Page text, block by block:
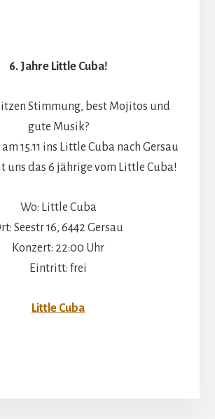
6. Jahre Little Cuba!
Stimmung, best Mojitos und
gute Musik?
15.11 ins Little Cuba nach Gersau
uns das 6 jährige vom Little Cuba!
Wo: Little Cuba
Seestr 16, 6442 Gersau
Konzert: 22:00 Uhr
Eintritt: frei
Little Cuba